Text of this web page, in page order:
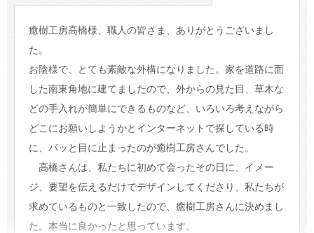
癒樹工房高橋様、職人の皆さま、ありがとうございまし
た。
お陰様で、とても素敵な外構になりました。家を道路に面
した南東角地に建てましたので、外からの見た目、草木な
どの手入れが簡単にできるものなど、いろいろ考えながら
どこにお願いしようかとインターネットで探している時
に、パッと目に止まったのが癒樹工房さんでした。
高橋さんは、私たちに初めて会ったその日に、イメー
ジ、要望を伝えるだけでデザインしてくださり、私たちが
求めているものと一致したので、癒樹工房さんに決めまし
た。本当に良かったと思っています。